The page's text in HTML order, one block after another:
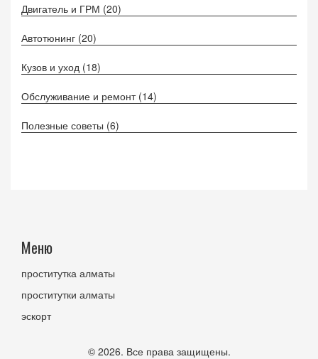
Двигатель и ГРМ (20)
Автотюнинг (20)
Кузов и уход (18)
Обслуживание и ремонт (14)
Полезные советы (6)
Меню
проститутка алматы
проститутки алматы
эскорт
© 2026. Все права защищены.